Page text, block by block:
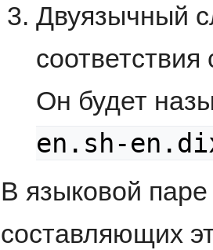
Двуязычный
Он будет
en.sh-
В языковой
составляющих